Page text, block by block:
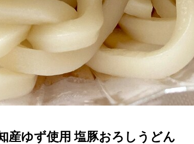
産ゆず使用 塩豚おろしうどん